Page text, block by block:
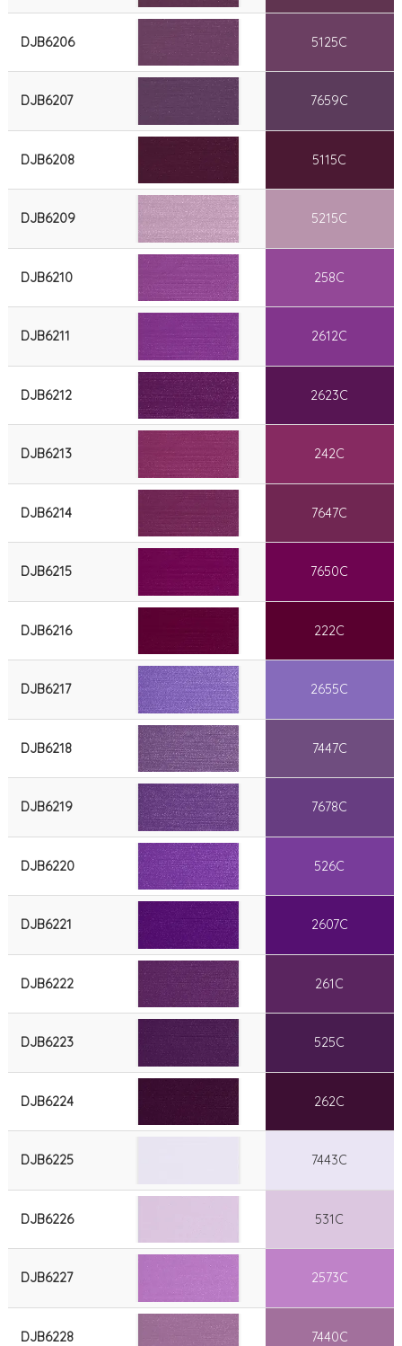
DJB6206 5125C
DJB6207 7659C
DJB6208 5115C
DJB6209 5215C
DJB6210 258C
DJB6211 2612C
DJB6212 2623C
DJB6213 242C
DJB6214 7647C
DJB6215 7650C
DJB6216 222C
DJB6217 2655C
DJB6218 7447C
DJB6219 7678C
DJB6220 526C
DJB6221 2607C
DJB6222 261C
DJB6223 525C
DJB6224 262C
DJB6225 7443C
DJB6226 531C
DJB6227 2573C
DJB6228 7440C